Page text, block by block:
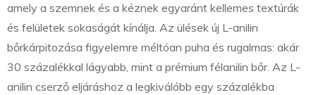
amely a szemnek és a kéznek egyaránt kellemes textúrák
és felületek sokaságát kínálja. Az ülések új L-anilin
bőrkárpitozása figyelemre méltóan puha és rugalmas: akár
30 százalékkal lágyabb, mint a prémium félanilin bőr. Az L-
anilin cserző eljáráshoz a legkiválóbb egy százalékba